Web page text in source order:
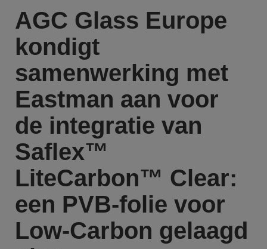
AGC Glass Europe
kondigt
samenwerking met
Eastman aan voor
de integratie van
Saflex™
LiteCarbon™ Clear:
een PVB-folie voor
Low-Carbon gelaagd